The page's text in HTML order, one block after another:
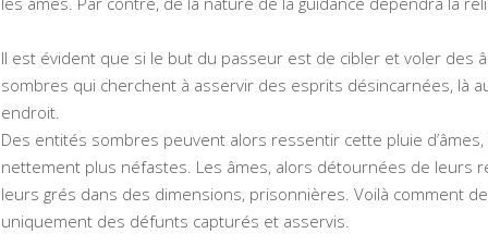
Il est évident que si le but du passeur est de cibler et voler des
sombres qui cherchent à asservir des esprits désincarnées, là
endroit.
Des entités sombres peuvent alors ressentir cette pluie
nettement plus néfastes. Les âmes, alors détournées de leurs
leurs grés dans des dimensions, prisonnières. Voilà comment
uniquement des défunts capturés et asservis.